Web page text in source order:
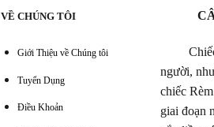
VỀ CHÚNG TÔI
Giới Thiệu về Chúng tôi
Tuyển Dụng
Điều Khoản
Chiếc
người,
chiếc
giai đoạn